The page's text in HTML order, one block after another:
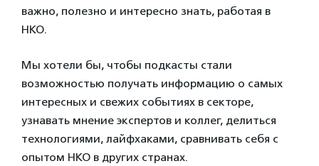
важно, полезно и интересно знать, работая в
НКО.
Мы хотели бы, чтобы подкасты стали
возможностью получать информацию о самых
интересных и свежих событиях в секторе,
узнавать мнение экспертов и коллег, делиться
технологиями, лайфхаками, сравнивать себя с
опытом НКО в других странах.